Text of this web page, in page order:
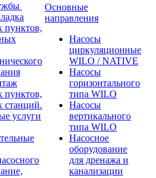
пунктов,
пунктов,
станций.
услуги
Основные
направления
Насосы
циркуляционные
WILO / NATIVE
Насосы
горизонтального
типа WILO
Насосы
вертикального
типа WILO
Насосное
оборудование
для дренажа и
канализации